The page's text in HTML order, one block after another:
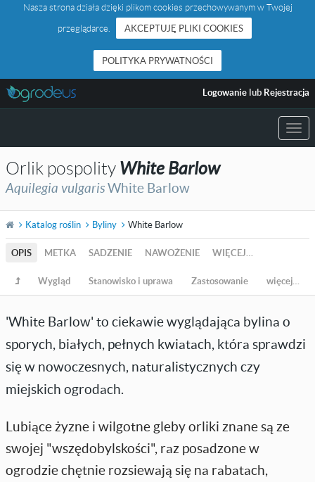
Nasza strona działa dzięki plikom cookies przechowywanym w Twojej
przeglądarce.
AKCEPTUJĘ PLIKI COOKIES
POLITYKA PRYWATNOŚCI
Logowanie lub Rejestracja
Orlik pospolity White Barlow
Aquilegia vulgarisWhite Barlow
Katalog roślin Byliny White Barlow
OPIS METKA SADZENIE NAWOŻENIE WIĘCEJ…
Wygląd Stanowisko i uprawa Zastosowanie więcej…
'White Barlow' to ciekawie wyglądająca bylina o
sporych, białych, pełnych kwiatach, która sprawdzi
się w nowoczesnych, naturalistycznych czy
miejskich ogrodach.
Lubiące żyzne i wilgotne gleby orliki znane są ze
swojej "wszędobylskości", raz posadzone w
ogrodzie chętnie rozsiewają się na rabatach,